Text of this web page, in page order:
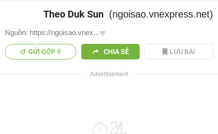
Theo Duk Sun (ngoisao.vnexpress.net)
Nguồn: https://ngoisao.vnex...
GỬI GÓP Ý CHIA SẺ LƯU BÀI